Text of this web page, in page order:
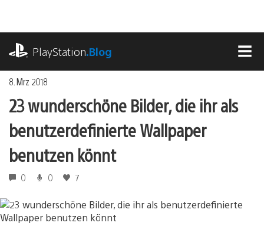
springen
PlayStation.Blog
8. Mrz 2018
23 wunderschöne Bilder, die ihr als
benutzerdefinierte Wallpaper
benutzen könnt
0 0 7